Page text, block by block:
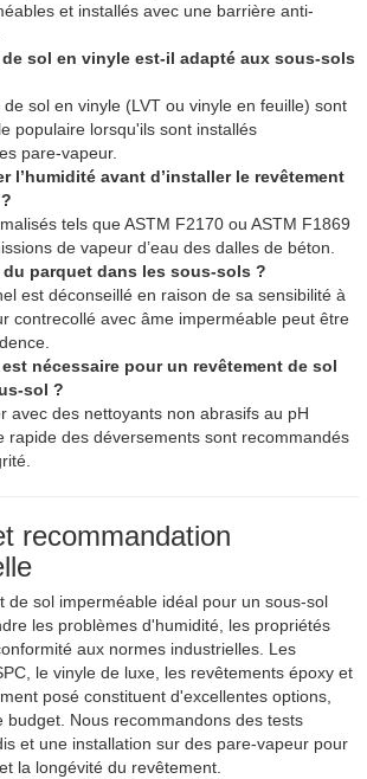
et installés avec une barrière anti-
sol en vinyle est-il adapté aux sous-sols
sol en vinyle (LVT ou vinyle en feuille) sont
populaire lorsqu'ils sont installés
pare-vapeur.
l’humidité avant d’installer le revêtement
tels que ASTM F2170 ou ASTM F1869
de vapeur d’eau des dalles de béton.
parquet dans les sous-sols ?
est déconseillé en raison de sa sensibilité à
contrecollé avec âme imperméable peut être
nécessaire pour un revêtement de sol
sol ?
avec des nettoyants non abrasifs au pH
rapide des déversements sont recommandés
recommandation
de sol imperméable idéal pour un sous-sol
les problèmes d'humidité, les propriétés
aux normes industrielles. Les
le vinyle de luxe, les revêtements époxy et
posé constituent d'excellentes options,
budget. Nous recommandons des tests
et une installation sur des pare-vapeur pour
la longévité du revêtement.